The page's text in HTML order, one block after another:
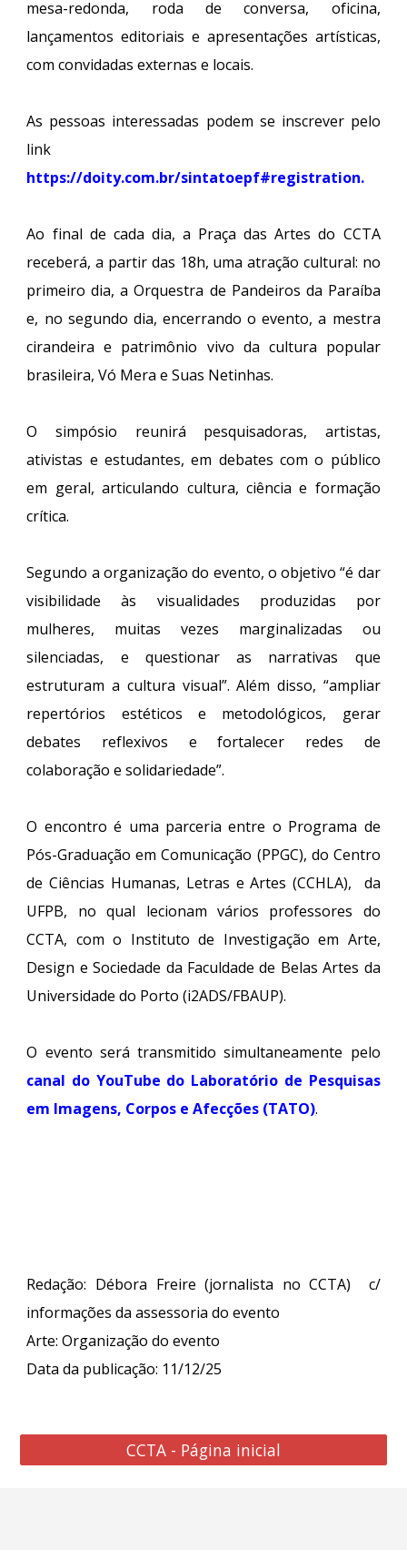
mesa-redonda, roda de conversa, oficina,
lançamentos editoriais e apresentações artísticas,
com convidadas externas e locais.
As pessoas interessadas podem se inscrever pelo
link
https://doity.com.br/sintatoepf#registration.
Ao final de cada dia, a Praça das Artes do CCTA
receberá, a partir das 18h, uma atração cultural: no
primeiro dia, a Orquestra de Pandeiros da Paraíba
e, no segundo dia, encerrando o evento, a mestra
cirandeira e patrimônio vivo da cultura popular
brasileira, Vó Mera e Suas Netinhas.
O simpósio reunirá pesquisadoras, artistas,
ativistas e estudantes, em debates com o público
em geral, articulando cultura, ciência e formação
crítica.
Segundo a organização do evento, o objetivo “é dar
visibilidade às visualidades produzidas por
mulheres, muitas vezes marginalizadas ou
silenciadas, e questionar as narrativas que
estruturam a cultura visual”. Além disso, “ampliar
repertórios estéticos e metodológicos, gerar
debates reflexivos e fortalecer redes de
colaboração e solidariedade”.
O encontro é uma parceria entre o Programa de
Pós-Graduação em Comunicação (PPGC), do Centro
de Ciências Humanas, Letras e Artes (CCHLA), da
UFPB, no qual lecionam vários professores do
CCTA, com o Instituto de Investigação em Arte,
Design e Sociedade da Faculdade de Belas Artes da
Universidade do Porto (i2ADS/FBAUP).
O evento será transmitido simultaneamente pelo
canal do YouTube do Laboratório de Pesquisas
em Imagens, Corpos e Afecções (TATO).
Redação: Débora Freire (jornalista no CCTA) c/
informações da assessoria do evento
Arte:Organização do evento
Data da publicação: 11/12/25
CCTA - Página inicial